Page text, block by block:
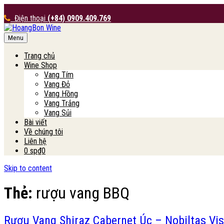
Điện thoại (+84) 0909.409.769
HoangBon Wine
Menu
Trang chủ
Wine Shop
Vang Tím
Vang Đỏ
Vang Hồng
Vang Trắng
Vang Sủi
Bài viết
Về chúng tôi
Liên hệ
0 sp₫0
Skip to content
Thẻ: rượu vang BBQ
Rượu Vang Shiraz Cabernet Úc – Nobiltas